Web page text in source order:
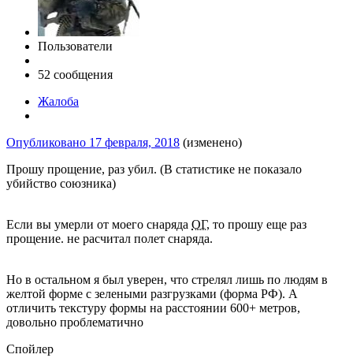
Пользователи
52 сообщения
Жалоба
Опубликовано 17 февраля, 2018 (изменено)
Прошу прощение, раз убил. (В статистике не показало
убийство союзника)
Если вы умерли от моего снаряда ОГ, то прошу еще раз
прощение. не расчитал полет снаряда.
Но в остальном я был уверен, что стрелял лишь по людям в
желтой форме с зелеными разгрузками (форма РФ). А
отличить текстуру формы на расстоянии 600+ метров,
довольно проблематично
Спойлер